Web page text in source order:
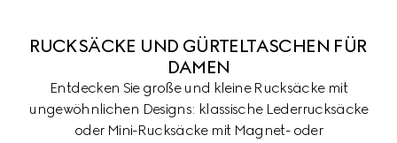
RUCKSÄCKE UND GÜRTELTASCHEN FÜR
DAMEN
Entdecken Sie große und kleine Rucksäcke mit
ungewöhnlichen Designs: klassische Lederrucksäcke
oder Mini-Rucksäcke mit Magnet- oder